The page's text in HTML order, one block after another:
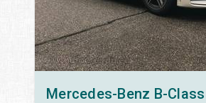
Mercedes-Benz B-Class